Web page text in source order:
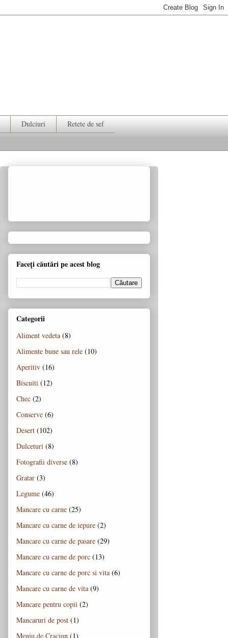
Dulciuri
Retete de sef
Faceți căutări pe acest blog
Categorii
Aliment vedeta (8)
Alimente bune sau rele (10)
Aperitiv (16)
Biscuiti (12)
Chec (2)
Conserve (6)
Desert (102)
Dulceturi (8)
Fotografii diverse (8)
Gratar (3)
Legume (46)
Mancare cu carne (25)
Mancare cu carne de iepure (2)
Mancare cu carne de pasare (29)
Mancare cu carne de porc (13)
Mancare cu carne de porc si vita (6)
Mancare cu carne de vita (9)
Mancare pentru copii (2)
Mancaruri de post (1)
Meniu de Craciun (1)